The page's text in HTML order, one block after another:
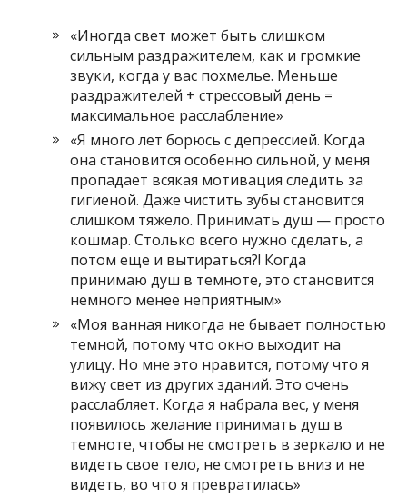
«Иногда свет может быть слишком
сильным раздражителем, как и громкие
звуки, когда у вас похмелье. Меньше
раздражителей + стрессовый день =
максимальное расслабление»
«Я много лет борюсь с депрессией. Когда
она становится особенно сильной, у меня
пропадает всякая мотивация следить за
гигиеной. Даже чистить зубы становится
слишком тяжело. Принимать душ — просто
кошмар. Столько всего нужно сделать, а
потом еще и вытираться?! Когда
принимаю душ в темноте, это становится
немного менее неприятным»
«Моя ванная никогда не бывает полностью
темной, потому что окно выходит на
улицу. Но мне это нравится, потому что я
вижу свет из других зданий. Это очень
расслабляет. Когда я набрала вес, у меня
появилось желание принимать душ в
темноте, чтобы не смотреть в зеркало и не
видеть свое тело, не смотреть вниз и не
видеть, во что я превратилась»